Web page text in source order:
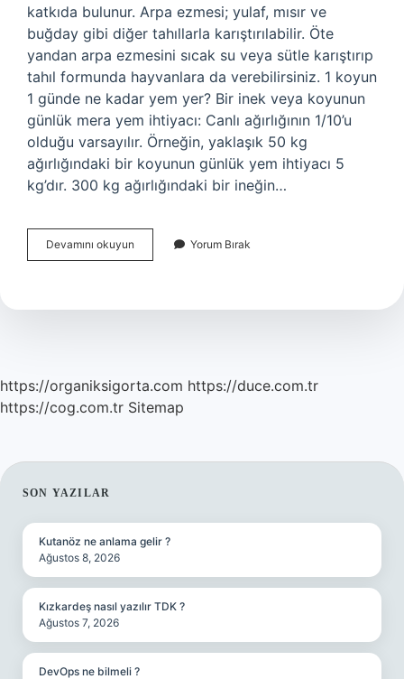
katkıda bulunur. Arpa ezmesi; yulaf, mısır ve
buğday gibi diğer tahıllarla karıştırılabilir. Öte
yandan arpa ezmesini sıcak su veya sütle karıştırıp
tahıl formunda hayvanlara da verebilirsiniz. 1 koyun
1 günde ne kadar yem yer? Bir inek veya koyunun
günlük mera yem ihtiyacı: Canlı ağırlığının 1/10’u
olduğu varsayılır. Örneğin, yaklaşık 50 kg
ağırlığındaki bir koyunun günlük yem ihtiyacı 5
kg’dır. 300 kg ağırlığındaki bir ineğin…
Devamını okuyun
Koyuna
Kadar
Yorum Bırak
https://organiksigorta.com https://duce.com.tr
https://cog.com.tr Sitemap
SIDEBAR
SON YAZILAR
Kutanöz ne anlama gelir ?
Ağustos 8, 2026
Kızkardeş nasıl yazılır TDK ?
Ağustos 7, 2026
DevOps ne bilmeli ?